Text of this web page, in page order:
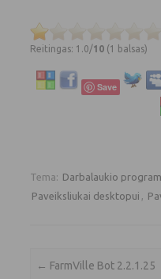
Reitingas: 1.0/10 (1 balsas)
Save
Tema: Darbalaukio
Paveiksliukai desktopui
Įrašo navigacija
← FarmVille Bot 2.2.1.25